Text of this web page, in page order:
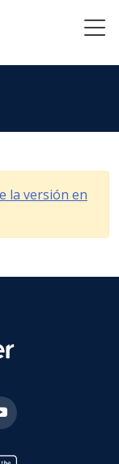
la versión en